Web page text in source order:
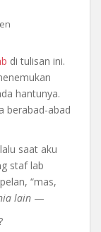
di tulisan ini.
hantunya.
berabad-abad
saat aku
staf lab
“mas,
lain —